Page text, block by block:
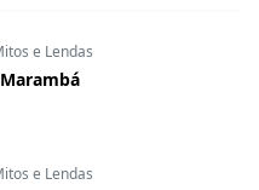
e Lendas
e Lendas